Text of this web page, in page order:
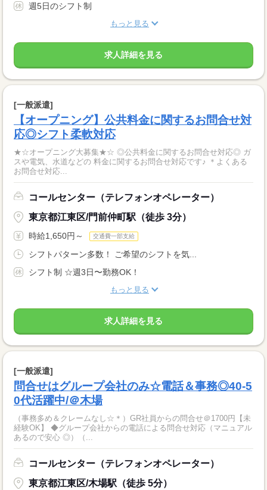
週5日のシフト制
もっと見る
求人詳細を見る
[一般派遣]
【オープニング】公共料金に関するお問合せ対
応◎シフト柔軟対応
★☆オープニング大募集★☆ ◎公共料金に関するお問合せ対応◎ ガ
スや電気、水道などの 料金に関するお問合せ対応です♪ ＊よくある
お問合せ対応...
コールセンター（テレフォンオペレーター）
東京都江東区/門前仲町駅（徒歩 3分）
時給1,650円～ 交通費一部支給
シフトパターン多数！ ご希望のシフトを気...
シフト制 ☆週3日〜勤務OK！
もっと見る
求人詳細を見る
[一般派遣]
問合せはグループ会社のみ☆電話＆事務◎40-5
0代活躍中/＠木場
（事務多め＆クレームなし☆＊）GR社員からの問合せ＠1700円【未
経験OK】 ◆グループ会社からの電話による問合せ対応（マニュアル
あるので安心 ◎）（...
コールセンター（テレフォンオペレーター）
東京都江東区/木場駅（徒歩 5分）